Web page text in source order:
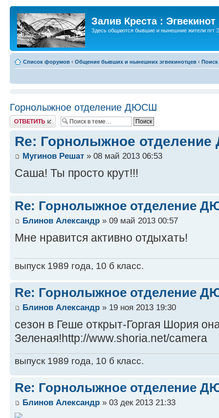
Залив Креста : Эгвекинот
Здесь общаются бывшие и нынешние жители пгт
Список форумов ‹ Общение бывших и нынешних эгвекинотцев ‹ Поиск
Горнолыжное отделение ДЮСШ
Ответить
Re: Горнолыжное
Мугинов Решат » 08 май 2013 06:53
Саша! Ты просто крут!!!
Re: Горнолыжное отделение
Блинов Александр » 09 май 2013 00:57
Мне нравится активно отдыхать!
выпуск 1989 года, 10 б класс.
Re: Горнолыжное отделение
Блинов Александр » 19 ноя 2013 19:30
сезон в Геше открыт-Горгая Шория
Зеленая!http://www.shoria.net/camera
выпуск 1989 года, 10 б класс.
Re: Горнолыжное отделение
Блинов Александр » 03 дек 2013 21:33